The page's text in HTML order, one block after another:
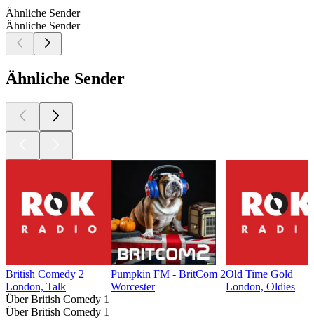
Ähnliche Sender
Ähnliche Sender
Ähnliche Sender
British Comedy 2
London, Talk
Pumpkin FM - BritCom 2
Worcester
Old Time Gold
London, Oldies
Über British Comedy 1
Über British Comedy 1